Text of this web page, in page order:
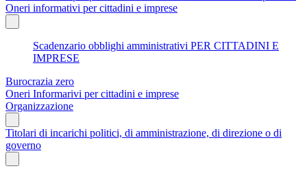
Oneri informativi per cittadini e imprese
Scadenzario obblighi amministrativi PER CITTADINI E
IMPRESE
Burocrazia zero
Oneri Informarivi per cittadini e imprese
Organizzazione
Titolari di incarichi politici, di amministrazione, di direzione o di
governo